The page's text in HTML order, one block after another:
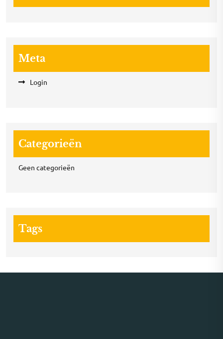
Meta
Login
Categorieën
Geen categorieën
Tags